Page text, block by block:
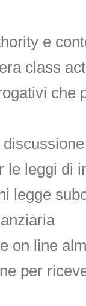
e
class
che
le leggi di
legge
on line
per